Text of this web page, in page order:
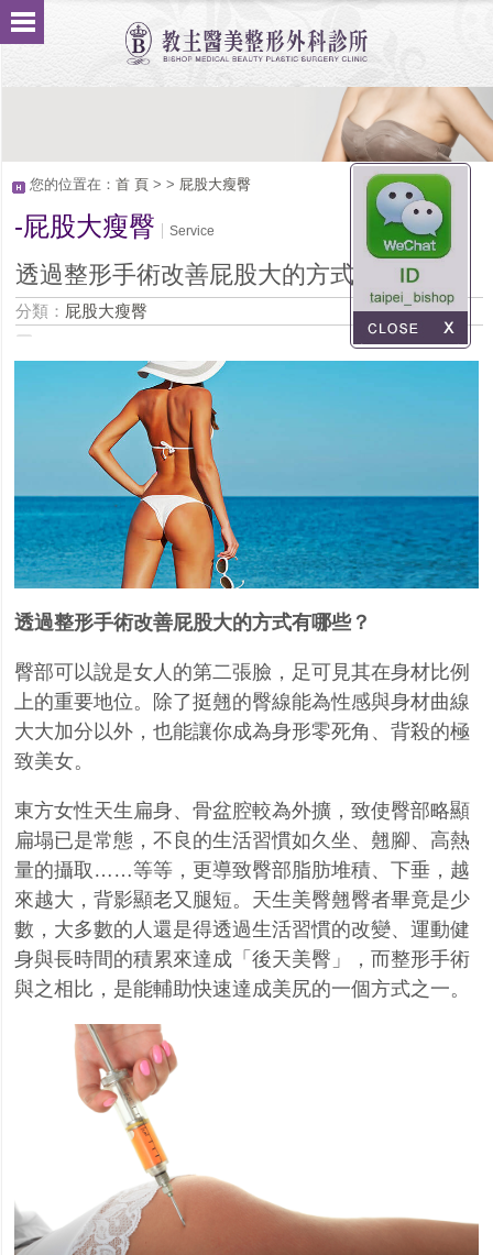
您的位置在： 首 頁> > 屁股大瘦臀
-屁股大瘦臀 Service
透過整形手術改善屁股大的方式有哪些？
分類： 屁股大瘦臀
透過整形手術改善屁股大的方式有哪些？
臀部可以說是女人的第二張臉，足可見其在身材比例
上的重要地位。除了挺翹的臀線能為性感與身材曲線
大大加分以外，也能讓你成為身形零死角、背殺的極
致美女。
東方女性天生扁身、骨盆腔較為外擴，致使臀部略顯
扁塌已是常態，不良的生活習慣如久坐、翹腳、高熱
量的攝取……等等，更導致臀部脂肪堆積、下垂，越
來越大，背影顯老又腿短。天生美臀翹臀者畢竟是少
數，大多數的人還是得透過生活習慣的改變、運動健
身與長時間的積累來達成「後天美臀」，而整形手術
與之相比，是能輔助快速達成美尻的一個方式之一。